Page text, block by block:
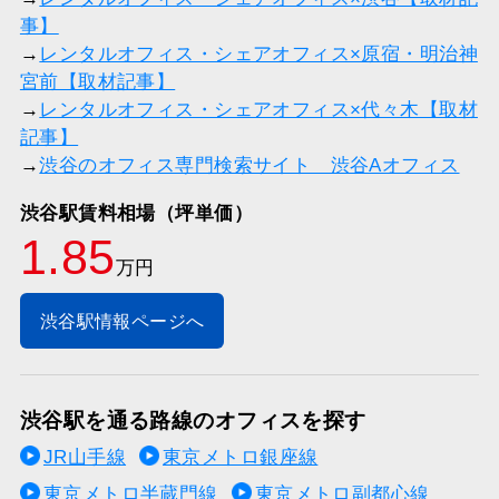
事】
→ レンタルオフィス・シェアオフィス×原宿・明治神
宮前【取材記事】
→ レンタルオフィス・シェアオフィス×代々木【取材
記事】
→渋谷のオフィス専門検索サイト 渋谷Aオフィス
渋谷駅賃料相場（坪単価）
1.85万円
渋谷駅情報ページへ
渋谷駅を通る路線のオフィスを探す
JR山手線
東京メトロ銀座線
東京メトロ半蔵門線
東京メトロ副都心線